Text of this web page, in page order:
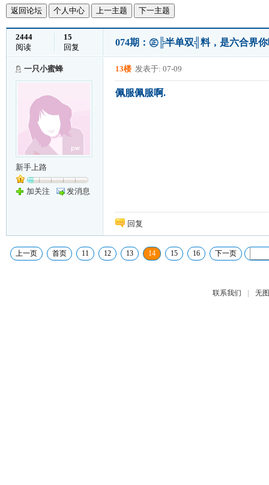
返回论坛 个人中心 上一主题 下一主题
2444
阅读
15
回复
074期：㊣╠半单双╣料，是六合界
一只小蜜蜂
新手上路
加关注 发消息
13楼 发表于: 07-09
佩服佩服啊.
回复
上一页 首页 11 12 13 14 15 16 下一页
联系我们 | 无